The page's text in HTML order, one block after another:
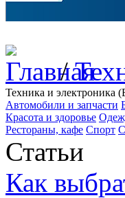
/
Техника и электроника
Автомобили и запчасти
Красота и здоровье
Рестораны, кафе Спорт
Статьи
Как